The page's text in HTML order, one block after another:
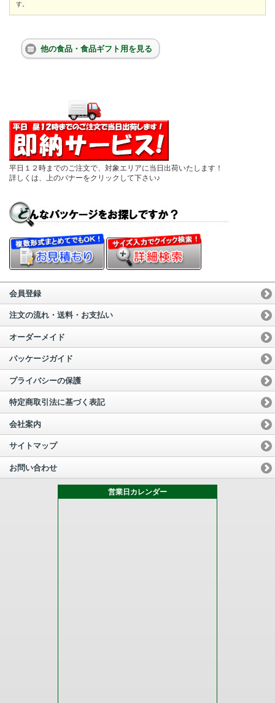
す。
他の食品・食品ギフト用を見る
平日１２時までのご注文で、対象エリアに当日出荷いたします！
詳しくは、上のバナーをクリックして下さい♪
会員登録
注文の流れ・送料・お支払い
オーダーメイド
パッケージガイド
プライバシーの保護
特定商取引法に基づく表記
会社案内
サイトマップ
お問い合わせ
営業日カレンダー